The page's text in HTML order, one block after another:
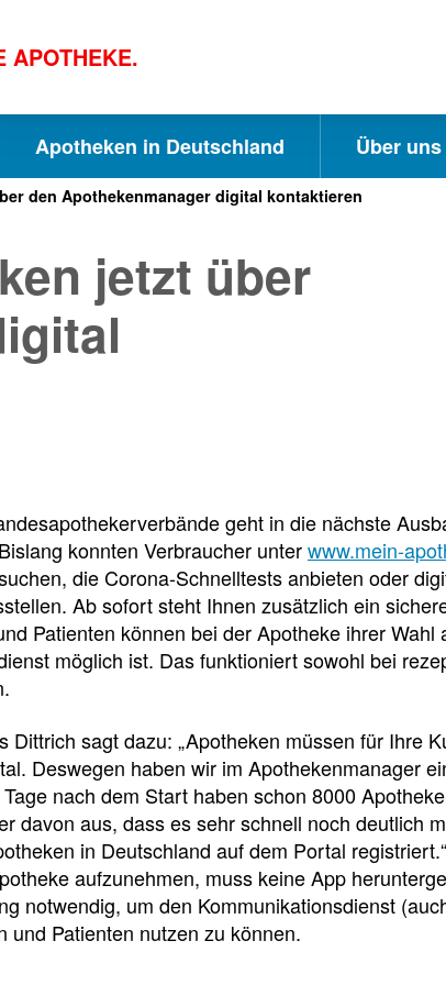
APOTHEKE.
Apotheken in Deutschland Über uns
den Apothekenmanager digital kontaktieren
jetzt über
geht in die nächste
konnten Verbraucher unterwww.mein-
die Corona-Schnelltests anbieten oder
Ab sofort steht Ihnen zusätzlich ein
Patienten können bei der Apotheke ihrer
möglich ist. Das funktioniert sowohl bei
Dittrich sagt dazu: „Apotheken müssen für Ihre
Deswegen haben wir im Apothekenmanager
nach dem Start haben schon 8000
davon aus, dass es sehr schnell noch deutlich
in Deutschland auf dem Portal
aufzunehmen, muss keine App
notwendig, um den Kommunikationsdienst
und Patienten nutzen zu können.
S
e
l
l
z
u
g
r
i
f
S
e
t
e
i
l
e
n
Newsdetail
S
e